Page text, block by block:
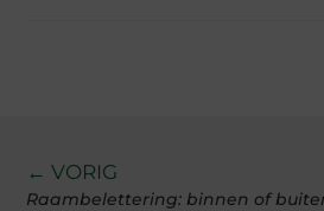
← VORIG
Raambelettering: binnen of